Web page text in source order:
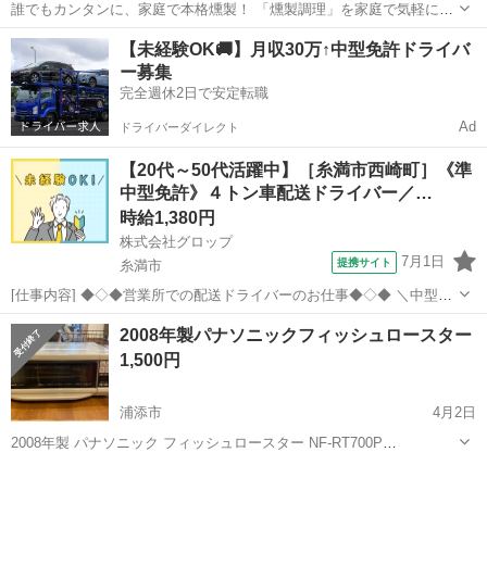
誰でもカンタンに、家庭で本格燻製！ 「燻製調理」を家庭で気軽に楽
しむことができる燻製専用「Smoke Roaster」の登場です。 室内で簡
単に燻製が楽しめるよう、においと煙を抑制します。 ２種類のスモー
クチップ、ミトン、...
沖縄 那覇市 美栄橋駅 キッチン家電 燻製
【未経験OK🚚】月収30万↑中型免許ドライバ
ー募集
完全週休2日で安定転職
ドライバーダイレクト Ad
【20代～50代活躍中】［糸満市西崎町］《準
中型免許》４トン車配送ドライバー／…
時給1,380円
株式会社グロップ
糸満市
提携サイト 7月1日
[仕事内容] ◆◇◆営業所での配送ドライバーのお仕事◆◇◆ ＼中型免
許保持者／ 2022年09月01日に糸満エリアに３拠点目の物流倉庫を構え
ました！ 様々な製品を取り扱い、卸先のメーカーも多岐にわたります
♪ 【4トント...
沖縄 糸満市 ドライバー
2008年製パナソニックフィッシュロースター
1,500円
浦添市
4月2日
2008年製 パナソニック フィッシュロースター NF-RT700P